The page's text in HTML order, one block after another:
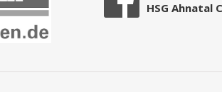
HSG Ahnatal